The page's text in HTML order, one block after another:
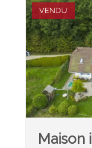
VENDU
Maison